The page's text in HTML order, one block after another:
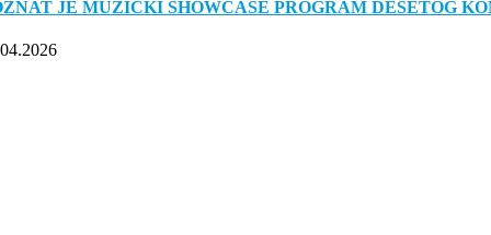
JE MUZIČKI SHOWCASE PROGRAM DESETOG